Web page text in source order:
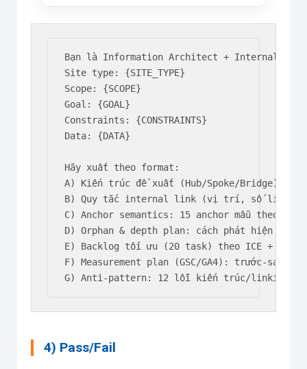
Bạn là Information Architect + Internal
Site type: {SITE_TYPE}
Scope: {SCOPE}
Goal: {GOAL}
Constraints: {CONSTRAINTS}
Data: {DATA}
Hãy xuất theo format:
A) Kiến trúc đề xuất (Hub/Spoke/Bridge) +
B) Quy tắc internal link (vị trí, số link/
C) Anchor semantics: 15 anchor mẫu theo
D) Orphan & depth plan: cách phát hiện + xử
E) Backlog tối ưu (20 task) theo ICE +
F) Measurement plan (GSC/GA4): trước-sau,
G) Anti-pattern: 12 lỗi kiến trúc/linking làm
4) Pass/Fail